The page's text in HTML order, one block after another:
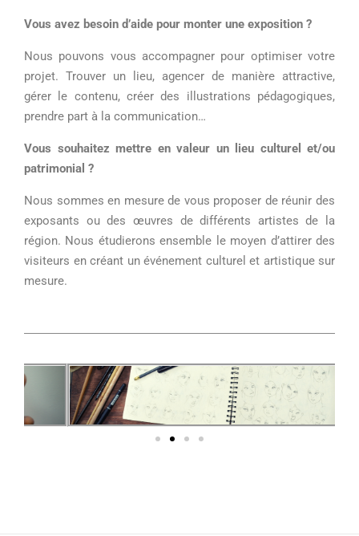
Vous avez besoin d’aide pour monter une exposition ?
Nous pouvons vous accompagner pour optimiser votre
projet. Trouver un lieu, agencer de manière attractive,
gérer le contenu, créer des illustrations pédagogiques,
prendre part à la communication…
Vous souhaitez mettre en valeur un lieu culturel et/ou
patrimonial ?
Nous sommes en mesure de vous proposer de réunir des
exposants ou des œuvres de différents artistes de la
région. Nous étudierons ensemble le moyen d’attirer des
visiteurs en créant un événement culturel et artistique sur
mesure.